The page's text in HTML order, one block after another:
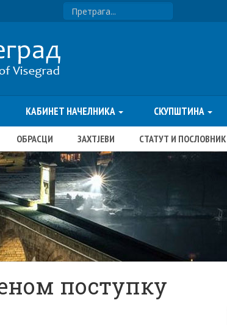
КАБИНЕТ НАЧЕЛНИКА СКУПШТИНА
ОБРАСЦИ ЗАХТЈЕВИ СТАТУТ И ПОСЛОВНИК
поступку